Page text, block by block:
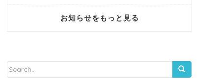
お知らせをもっと見る